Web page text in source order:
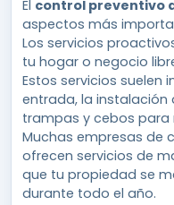
El control preventivo
aspectos más
Los servicios
tu hogar o negocio
Estos servicios suelen
entrada, la instalación
trampas y cebos para
Muchas empresas de
ofrecen servicios de
que tu propiedad se
durante todo el año.